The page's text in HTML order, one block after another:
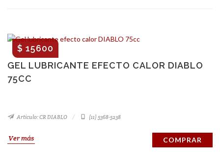
GEL LUBRICANTE EFECTO CALOR DIABLO
75CC
$ 15600
Artículo: CR DIABLO (11) 5368-5238
Ver más COMPRAR